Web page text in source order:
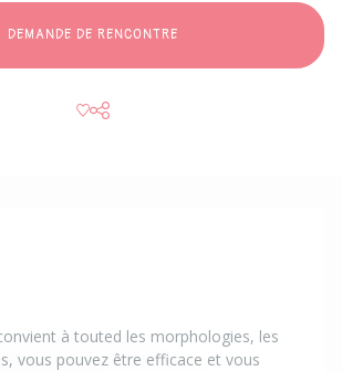
DEMANDE DE RENCONTRE
à touted les morphologies, les
vous pouvez être efficace et vous